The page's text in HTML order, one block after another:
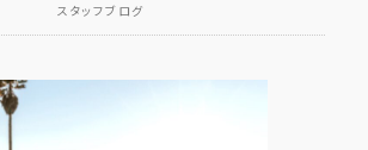
スタッフブログ